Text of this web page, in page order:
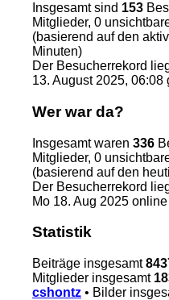
Insgesamt sind 153
Mitglieder, 0
(basierend auf den
Minuten)
Der Besucherrekord
13. August 2025,
Wer war da?
Insgesamt waren 336
Mitglieder, 0
(basierend auf den
Der Besucherrekord
Mo 18. Aug 2025
Statistik
Beiträge insgesamt
Mitglieder insgesamt
cshontz • Bilder